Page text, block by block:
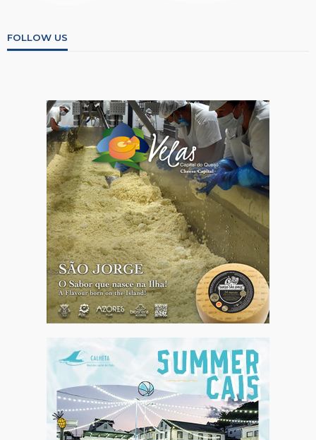
FOLLOW US